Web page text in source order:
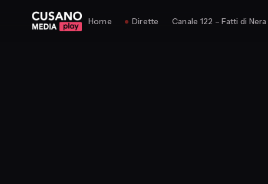
Home Dirette Canale 122 – Fatti di Nera